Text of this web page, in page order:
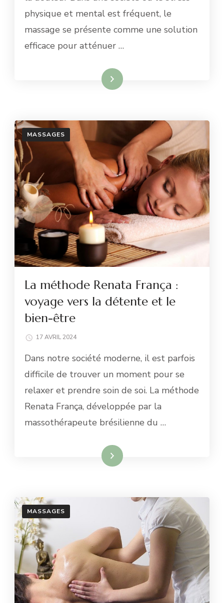
physique et mental est fréquent, le
massage se présente comme une solution
efficace pour atténuer …
Lire la suite
MASSAGES
La méthode Renata França :
voyage vers la détente et le
bien-être
17 AVRIL 2024
Dans notre société moderne, il est parfois
difficile de trouver un moment pour se
relaxer et prendre soin de soi. La méthode
Renata França, développée par la
massothérapeute brésilienne du …
Lire la suite
MASSAGES